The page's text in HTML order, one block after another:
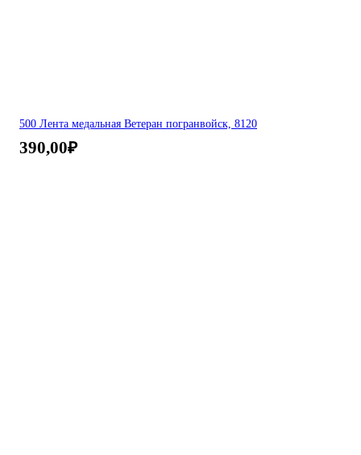
500 Лента медальная Ветеран погранвойск, 8120
390,00₽